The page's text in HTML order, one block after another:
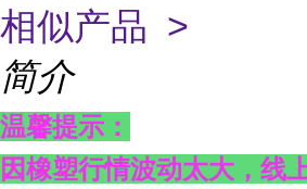
相似产品 >
简介
温馨提示：
因橡塑行情波动太大，线